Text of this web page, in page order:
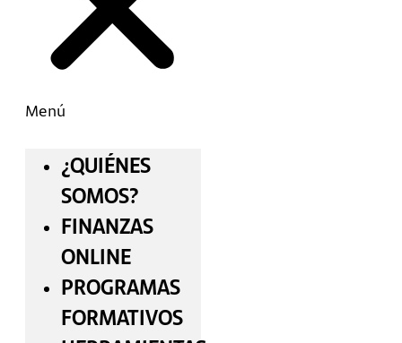
Menú
¿QUIÉNES
SOMOS?
FINANZAS
ONLINE
PROGRAMAS
FORMATIVOS